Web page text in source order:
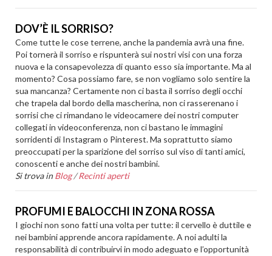
DOV’È IL SORRISO?
Come tutte le cose terrene, anche la pandemia avrà una fine.
Poi tornerà il sorriso e rispunterà sui nostri visi con una forza
nuova e la consapevolezza di quanto esso sia importante. Ma al
momento? Cosa possiamo fare, se non vogliamo solo sentire la
sua mancanza? Certamente non ci basta il sorriso degli occhi
che trapela dal bordo della mascherina, non ci rasserenano i
sorrisi che ci rimandano le videocamere dei nostri computer
collegati in videoconferenza, non ci bastano le immagini
sorridenti di Instagram o Pinterest. Ma soprattutto siamo
preoccupati per la sparizione del sorriso sul viso di tanti amici,
conoscenti e anche dei nostri bambini.
Si trova in Blog /Recinti aperti
PROFUMI E BALOCCHI IN ZONA ROSSA
I giochi non sono fatti una volta per tutte: il cervello è duttile e
nei bambini apprende ancora rapidamente. A noi adulti la
responsabilità di contribuirvi in modo adeguato e l’opportunità